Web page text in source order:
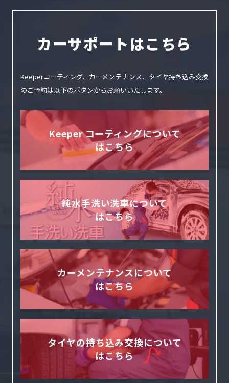
カーサポートはこちら
Keeperコーティング、カーメンテナンス、タイヤ持ち込み交換
のご予約は以下のボタンからお願いいたします。
Keeper コーティングについて
はこちら
純水手洗い洗車について
はこちら
カーメンテナンスについて
はこちら
タイヤの持ち込み交換について
はこちら